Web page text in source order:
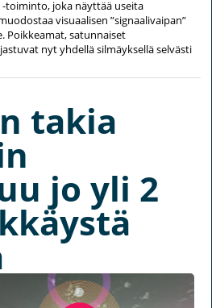
toiminto, joka näyttää useita
visuaalisen ”signaalivaipan”
Poikkeamat, satunnaiset
nyt yhdellä silmäyksellä selvästi
takia
jo yli 2